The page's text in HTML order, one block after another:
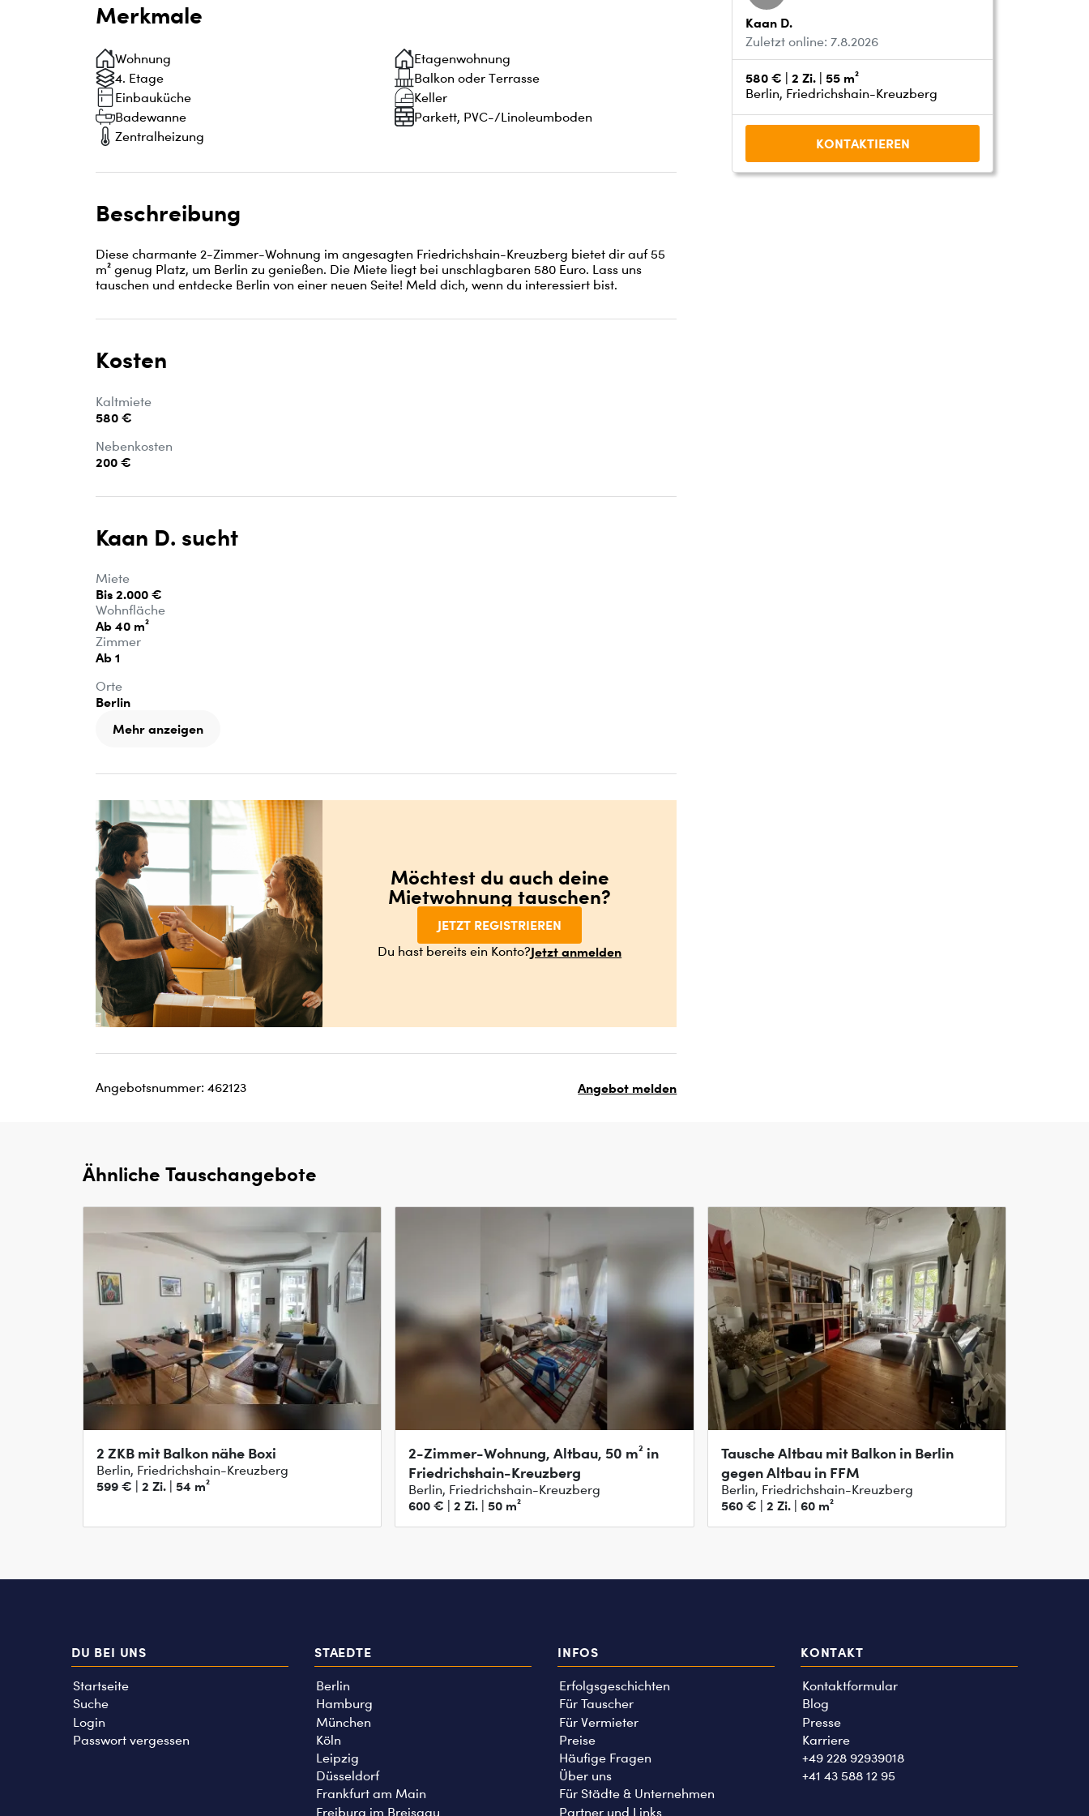
Merkmale
Wohnung
4. Etage
Einbauküche
Badewanne
Zentralheizung
Etagenwohnung
Balkon oder Terrasse
Keller
Parkett, PVC-/Linoleumboden
Beschreibung
Diese charmante 2-Zimmer-Wohnung im angesagten Friedrichshain-Kreuzberg bietet dir auf 55
m² genug Platz, um Berlin zu genießen. Die Miete liegt bei unschlagbaren 580 Euro. Lass uns
tauschen und entdecke Berlin von einer neuen Seite! Meld dich, wenn du interessiert bist.
Kosten
Kaltmiete
580 €
Nebenkosten
200 €
Kaan D. sucht
Miete
Bis 2.000 €
Wohnfläche
Ab 40 m²
Zimmer
Ab 1
Orte
Berlin
Mehr anzeigen
Möchtest du auch deine
Mietwohnung tauschen?
JETZT REGISTRIEREN
Du hast bereits ein Konto?Jetzt anmelden
Angebotsnummer: 462123 Angebot melden
Kaan D.
Zuletzt online: 7.8.2026
580 € | 2 Zi. | 55 m²
Berlin, Friedrichshain-Kreuzberg
KONTAKTIEREN
Ähnliche Tauschangebote
2 ZKB mit Balkon nähe Boxi
Berlin, Friedrichshain-Kreuzberg
599 € | 2 Zi. | 54 m²
2-Zimmer-Wohnung, Altbau, 50 m² in
Friedrichshain-Kreuzberg
Berlin, Friedrichshain-Kreuzberg
600 € | 2 Zi. | 50 m²
Tausche Altbau mit Balkon in Berlin
gegen Altbau in FFM
Berlin, Friedrichshain-Kreuzberg
560 € | 2 Zi. | 60 m²
DU BEI UNS
Startseite
Suche
Login
Passwort vergessen
STAEDTE
Berlin
Hamburg
München
Köln
Leipzig
Düsseldorf
Frankfurt am Main
Freiburg im Breisgau
INFOS
Erfolgsgeschichten
Für Tauscher
Für Vermieter
Preise
Häufige Fragen
Über uns
Für Städte & Unternehmen
Partner und Links
KONTAKT
Kontaktformular
Blog
Presse
Karriere
+49 228 92939018
+41 43 588 12 95